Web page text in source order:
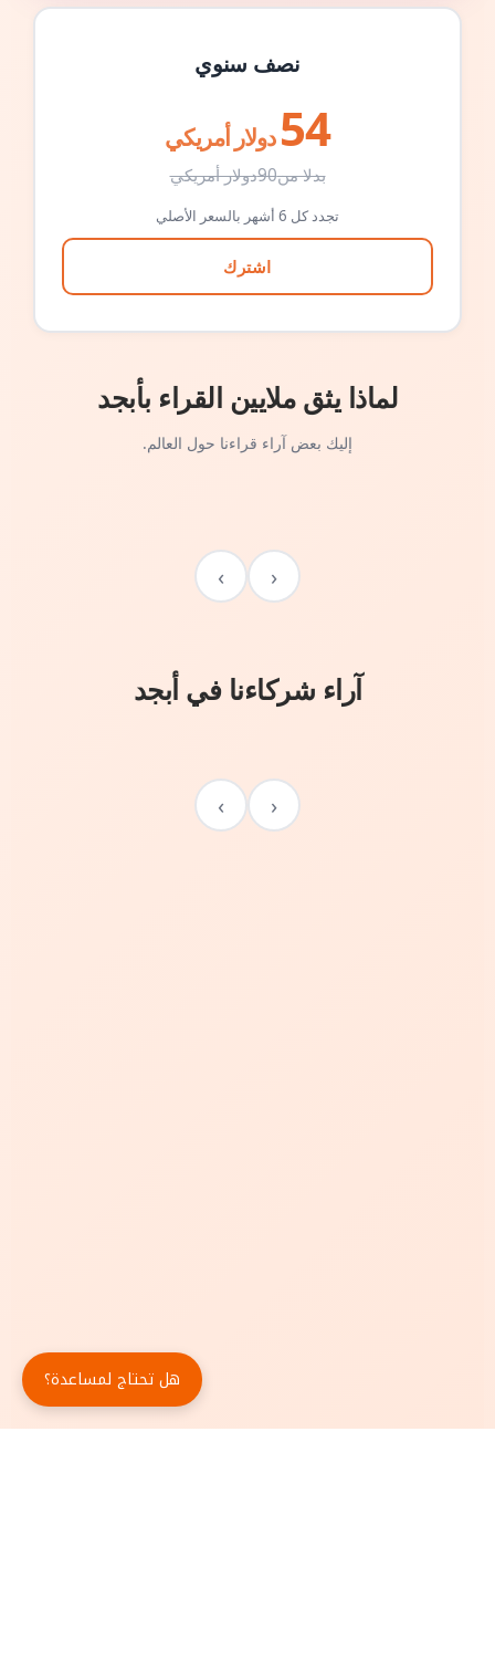
نصف سنوي
54 دولار أمريكي
بدلا من90دولار أمريكي
تجدد كل 6 أشهر بالسعر الأصلي
اشترك
لماذا يثق ملايين القراء بأبجد
إليك بعض آراء قراءنا حول العالم.
‹
›
آراء شركاءنا في أبجد
‹
›
هل تحتاج لمساعدة؟